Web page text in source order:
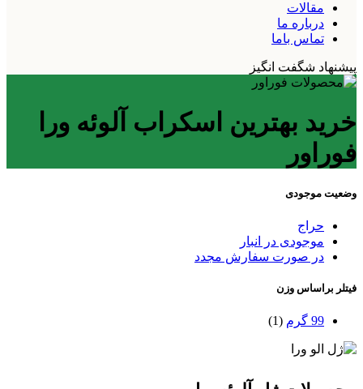
مقالات
درباره ما
تماس باما
پیشنهاد شگفت انگیز
خرید بهترین اسکراب آلوئه ورا
فوراور
وضعیت موجودی
حراج
موجودی در انبار
در صورت سفارش مجدد
فیتلر براساس وزن
99 گرم (1)